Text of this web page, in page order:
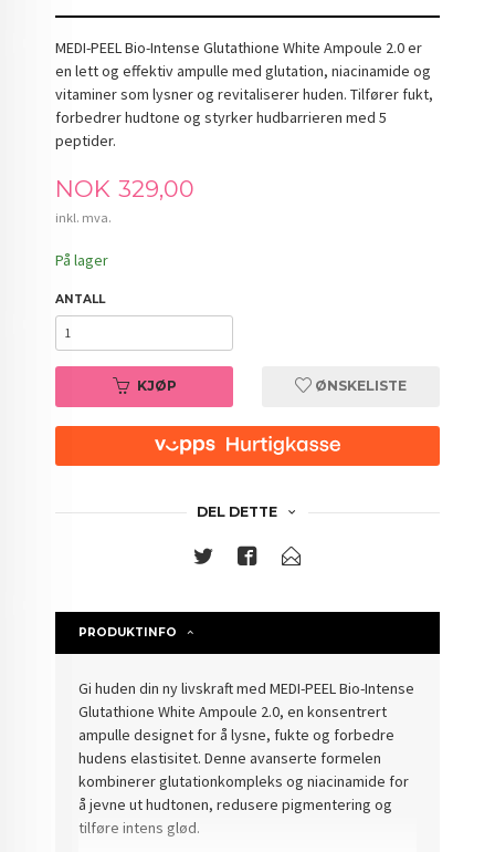
MEDI-PEEL Bio-Intense Glutathione White Ampoule 2.0 er
en lett og effektiv ampulle med glutation, niacinamide og
vitaminer som lysner og revitaliserer huden. Tilfører fukt,
forbedrer hudtone og styrker hudbarrieren med 5
peptider.
Pris
NOK 329,00
inkl. mva.
På lager
ANTALL
KJØP ØNSKELISTE
DEL DETTE
PRODUKTINFO
Gi huden din ny livskraft med MEDI-PEEL Bio-Intense
Glutathione White Ampoule 2.0, en konsentrert
ampulle designet for å lysne, fukte og forbedre
hudens elastisitet. Denne avanserte formelen
kombinerer glutationkompleks og niacinamide for
å jevne ut hudtonen, redusere pigmentering og
tilføre intens glød.